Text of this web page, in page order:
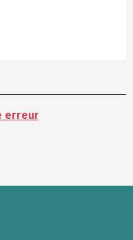
erreur